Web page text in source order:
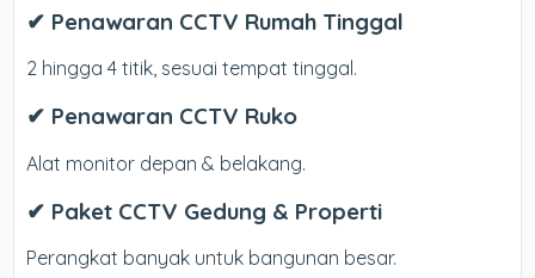
✔ Penawaran CCTV Rumah Tinggal
2 hingga 4 titik, sesuai tempat tinggal.
✔ Penawaran CCTV Ruko
Alat monitor depan & belakang.
✔ Paket CCTV Gedung & Properti
Perangkat banyak untuk bangunan besar.